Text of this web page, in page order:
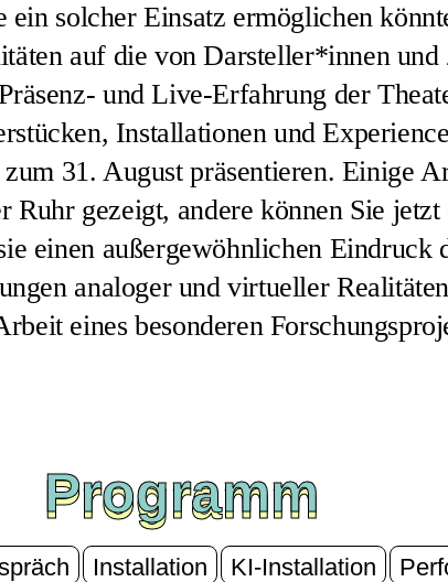
ein solcher Einsatz ermöglichen
auf die von Darsteller*innen
und Live-Erfahrung der
Installationen und
31. August präsentieren. Einige
Ruhr gezeigt, andere können Sie jetzt
einen außergewöhnlichen Eindruck
analoger und virtueller
eines besonderen
Programm
Programm
Installation KI-Installation